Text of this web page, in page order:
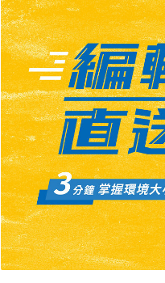
大氣管理局國家氣候資料中
示。 根據普度大學地球及
遷甚至可能使得地球的某些